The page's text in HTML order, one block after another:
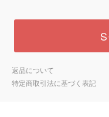
返品について
特定商取引法に基づく表記